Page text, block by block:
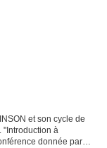
et son cycle de
"Introduction à
donnée par